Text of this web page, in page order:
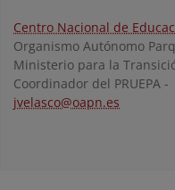
Centro Nacional de
Organismo Autónomo
Ministerio para la
Coordinador del PRUEPA -
jvelasco@oapn.es